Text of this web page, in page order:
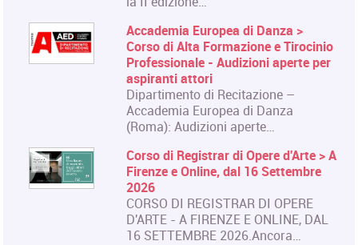
Accademia Europea di Danza >
Corso di Alta Formazione e Tirocinio
Professionale - Audizioni aperte per
aspiranti attori
Dipartimento di Recitazione –
Accademia Europea di Danza
(Roma): Audizioni aperte…
Corso di Registrar di Opere d'Arte > A
Firenze e Online, dal 16 Settembre
2026
CORSO DI REGISTRAR DI OPERE
D'ARTE - A FIRENZE E ONLINE, DAL
16 SETTEMBRE 2026.Ancora…